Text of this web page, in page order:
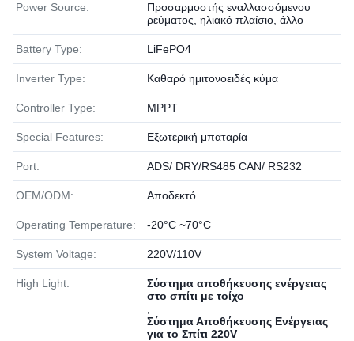
Power Source:
Προσαρμοστής εναλλασσόμενου
ρεύματος, ηλιακό πλαίσιο, άλλο
Battery Type: LiFePO4
Inverter Type: Καθαρό ημιτονοειδές κύμα
Controller Type: MPPT
Special Features: Εξωτερική μπαταρία
Port: ADS/ DRY/RS485 CAN/ RS232
OEM/ODM: Αποδεκτό
Operating Temperature: -20°C ~70°C
System Voltage: 220V/110V
High Light:
Σύστημα αποθήκευσης ενέργειας
στο σπίτι με τοίχο
Σύστημα Αποθήκευσης Ενέργειας
για το Σπίτι 220V